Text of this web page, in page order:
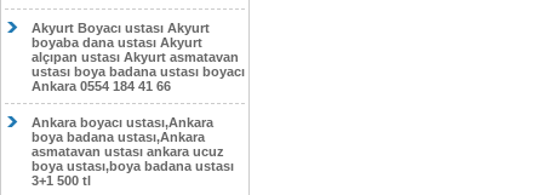
Akyurt Boyacı ustası Akyurt
boyaba dana ustası Akyurt
alçıpan ustası Akyurt asmatavan
ustası boya badana ustası boyacı
Ankara 0554 184 41 66
Ankara boyacı ustası,Ankara
boya badana ustası,Ankara
asmatavan ustası ankara ucuz
boya ustası,boya badana ustası
3+1 500 tl